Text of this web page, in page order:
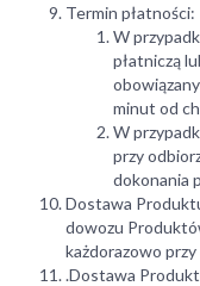
Termin płatności:
W
płatniczą
minut od
W
przy
dokonania
Dostawa
dowozu
każdorazowo
.Dostawa